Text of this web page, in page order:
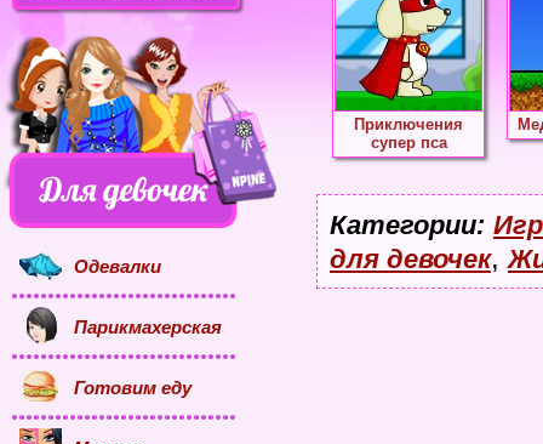
Приключения
супер пса
Категории:
для девочек,
Одевалки
Парикмахерская
Готовим еду